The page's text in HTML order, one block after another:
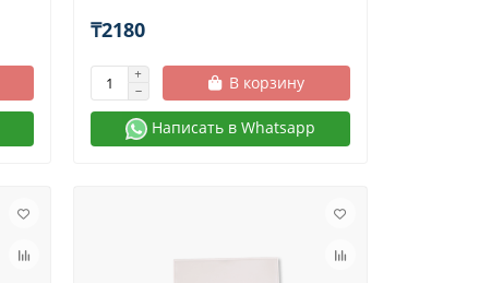
₸2180
В корзину
Написать в Whatsapp